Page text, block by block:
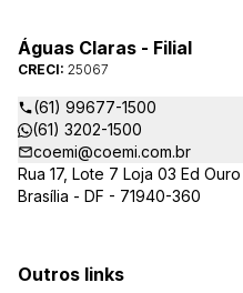
Águas Claras - Filial
CRECI: 25067
(61) 99677-1500
(61) 3202-1500
coemi@coemi.com.br
Rua 17, Lote 7 Loja 03 Ed
Brasília - DF - 71940-360
Outros links